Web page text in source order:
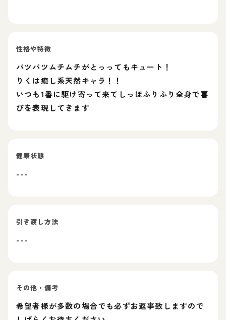
性格や特徴
パツパツムチムチがとっってもキュート！
りくは癒し系天然キャラ！！
いつも1番に駆け寄って来てしっぽふりふり全身で喜
びを表現してきます
健康状態
---
引き渡し方法
---
その他・備考
希望者様が多数の場合でも必ずお返事致しますので